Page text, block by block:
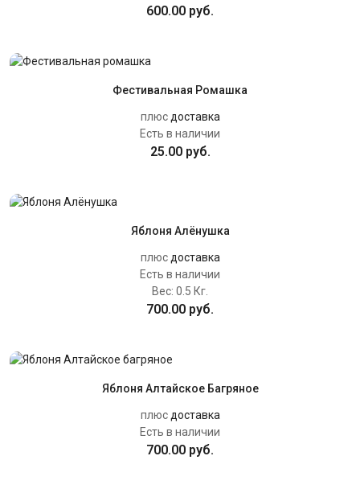
600.00 руб.
Фестивальная Ромашка
плюс доставка
Есть в наличии
25.00 руб.
Яблоня Алёнушка
плюс доставка
Есть в наличии
Вес: 0.5 Кг.
700.00 руб.
Яблоня Алтайское Багряное
плюс доставка
Есть в наличии
700.00 руб.